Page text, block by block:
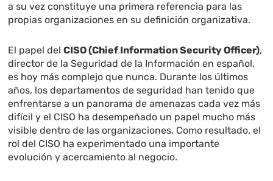
a su vez constituye una primera referencia para las
propias organizaciones en su definición organizativa.
El papel delCISO (Chief Information Security Officer),
director de la Seguridad de la Información en español,
es hoy más complejo que nunca. Durante los últimos
años, los departamentos de seguridad han tenido que
enfrentarse a un panorama de amenazas cada vez más
difícil y el CISO ha desempeñado un papel mucho más
visible dentro de las organizaciones. Como resultado, el
rol del CISO ha experimentado una importante
evolución y acercamiento al negocio.